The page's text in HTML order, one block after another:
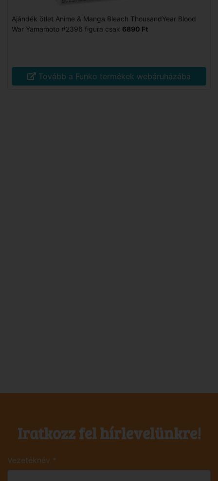
Ajándék ötlet Anime & Manga Bleach ThousandYear Blood
War Yamamoto #2396 figura csak 6890 Ft
Tovább a Funko termékek webáruházába
Iratkozz fel hírlevelünkre!
Vezetéknév *